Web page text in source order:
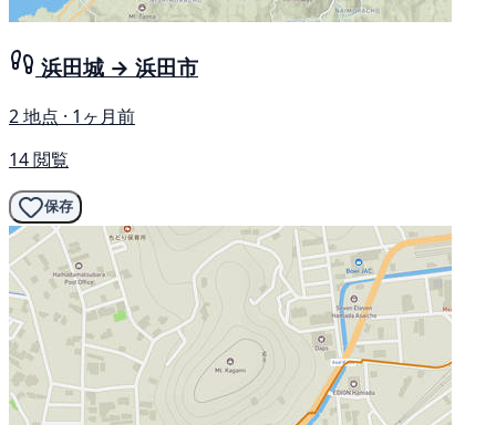
浜田城 → 浜田市
2 地点 · 1ヶ月前
14 閲覧
保存